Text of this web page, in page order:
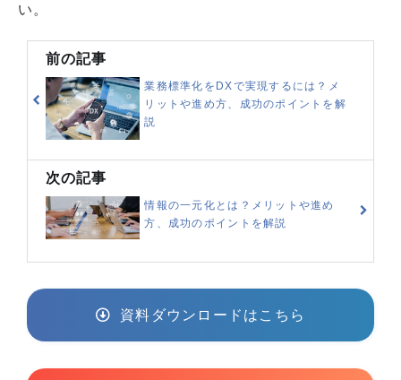
い。
前の記事
業務標準化をDXで実現するには？メ
リットや進め方、成功のポイントを解
説
次の記事
情報の一元化とは？メリットや進め
方、成功のポイントを解説
資料ダウンロードはこちら